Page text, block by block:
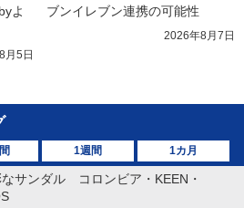
よ
月5日
ブンイレブン連携の可能性
2026年8月7日
1週間 1カ月
サンダル コロンビア・KEEN・